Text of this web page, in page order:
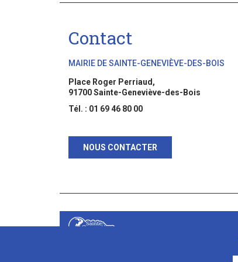
Contact
MAIRIE DE SAINTE-GENEVIÈVE-DES-BOIS
Place Roger Perriaud,
91700 Sainte-Geneviève-des-Bois
Tél. : 01 69 46 80 00
NOUS CONTACTER